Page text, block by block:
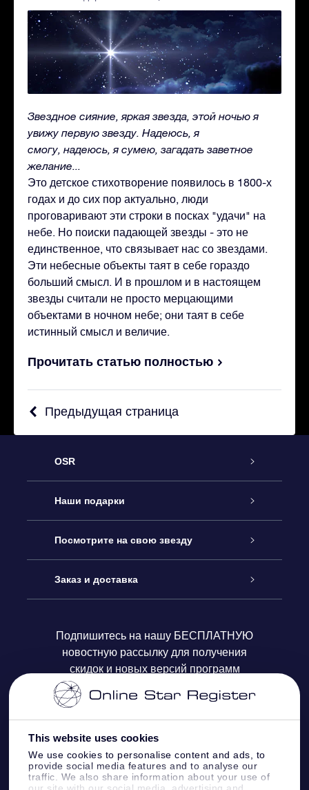
This website uses cookies
We use cookies to personalise content and ads, to
provide social media features and to analyse our
traffic. We also share information about your use of
our site with our social media, advertising and
Звездное сияние, яркая звезда, этой ночью я
увижу первую звезду. Надеюсь, я
смогу, надеюсь, я сумею, загадать заветное
желание...
Это детское стихотворение появилось в 1800-х
годах и до сих пор актуально, люди
проговаривают эти строки в посках "удачи" на
небе. Но поиски падающей звезды - это не
единственное, что связывает нас со звездами.
Эти небесные объекты таят в себе гораздо
больший смысл. И в прошлом и в настоящем
звезды считали не просто мерцающими
объектами в ночном небе; они таят в себе
истинный смысл и величие.
Прочитать статью полностью
Предыдущая страница
OSR
Обслуживание
Как с нами связаться
Блог
Отзывы
Наши подарки
Онлайн подарок Online Star Gift
Подарочный набор OSR
Подарочная карта OSR
Корпоративные подарки
Посмотрите на свою звезду
Звездный реестр
Персонализированная страница Star Page
One Million Stars
OSR Starsaver
VR-приложение Fly me to the stars
Заказ и доставка
Платежная информация
Информация по доставке
Политика возврата
Созвездиях
Подпишитесь на нашу БЕСПЛАТНУЮ
новостную рассылку для получения
скидок и новых версий программ